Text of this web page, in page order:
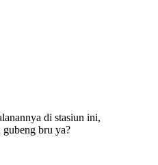
di stasiun ini,
gubeng bru ya?